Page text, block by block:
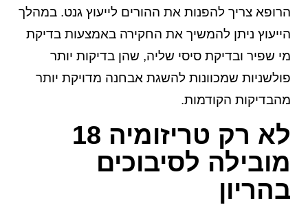
הרופא צריך להפנות את ההורים לייעוץ גנט. במהלך
הייעוץ ניתן להמשיך את החקירה באמצעות בדיקת
מי שפיר ובדיקת סיסי שליה, שהן בדיקות יותר
פולשניות שמכוונות להשגת אבחנה מדויקת יותר
מהבדיקות הקודמות.
לא רק טריזומיה 18
מובילה לסיבוכים
בהריון